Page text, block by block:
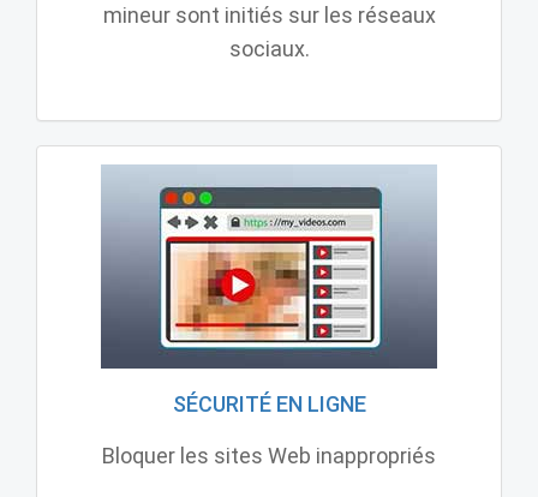
mineur sont initiés sur les réseaux
sociaux.
SÉCURITÉ EN LIGNE
Bloquer les sites Web inappropriés